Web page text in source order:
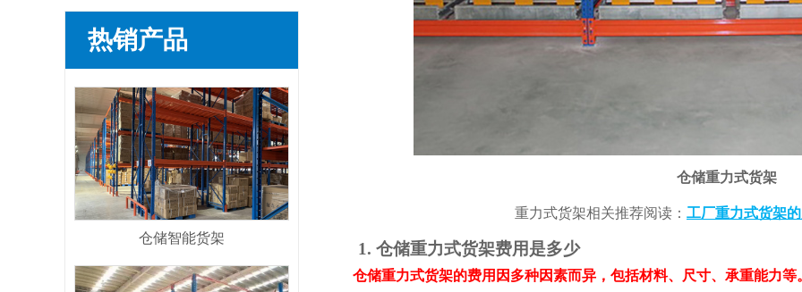
热销产品
仓储智能货架
仓储重力式货架
重力式货架相关推荐阅读： 工厂重力式货架
1. 仓储重力式货架费用是多少
仓储重力式货架的费用因多种因素而异，包括材料、尺寸、承重能力等